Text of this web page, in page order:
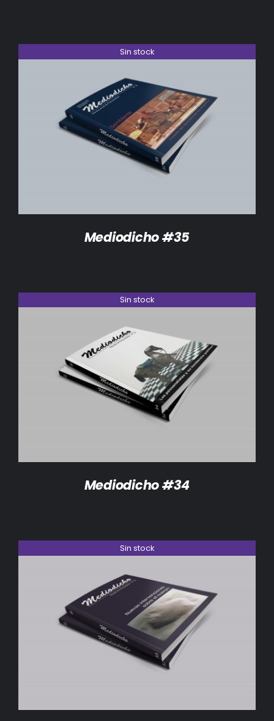
Sin stock
DETALLES
Mediodicho #35
Sin stock
DETALLES
Mediodicho #34
Sin stock
DETALLES